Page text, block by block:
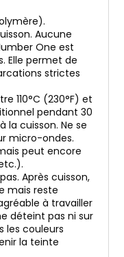
Aucune
One est
Elle permet de
strictes
110°C (230°F) et
pendant 30
la cuisson. Ne se
micro-ondes.
peut encore
Après cuisson,
mais reste
à travailler
déteint pas ni sur
les couleurs
la teinte